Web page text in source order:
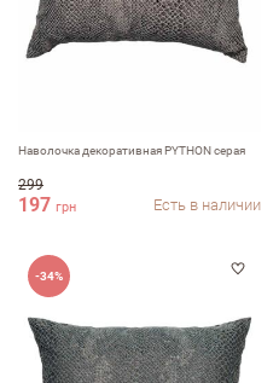
Наволочка декоративная PYTHON серая
299
197 грн Есть в наличии
-34%